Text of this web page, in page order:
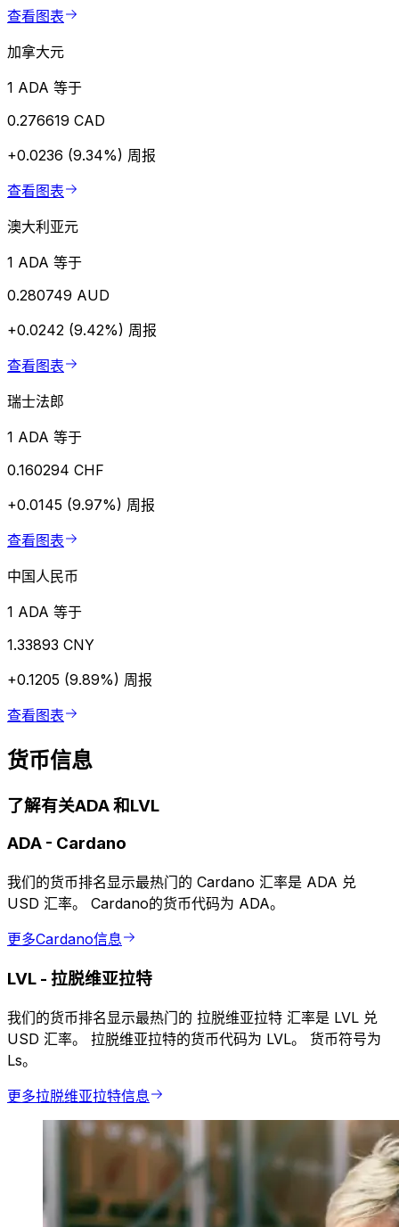
查看图表
加拿大元
1 ADA 等于
0.276619 CAD
+0.0236 (9.34%) 周报
查看图表
澳大利亚元
1 ADA 等于
0.280749 AUD
+0.0242 (9.42%) 周报
查看图表
瑞士法郎
1 ADA 等于
0.160294 CHF
+0.0145 (9.97%) 周报
查看图表
中国人民币
1 ADA 等于
1.33893 CNY
+0.1205 (9.89%) 周报
查看图表
货币信息
了解有关ADA 和LVL
ADA - Cardano
我们的货币排名显示最热门的 Cardano 汇率是 ADA 兑
USD 汇率。 Cardano的货币代码为 ADA。
更多Cardano信息
LVL - 拉脱维亚拉特
我们的货币排名显示最热门的 拉脱维亚拉特 汇率是 LVL 兑
USD 汇率。 拉脱维亚拉特的货币代码为 LVL。 货币符号为
Ls。
更多拉脱维亚拉特信息